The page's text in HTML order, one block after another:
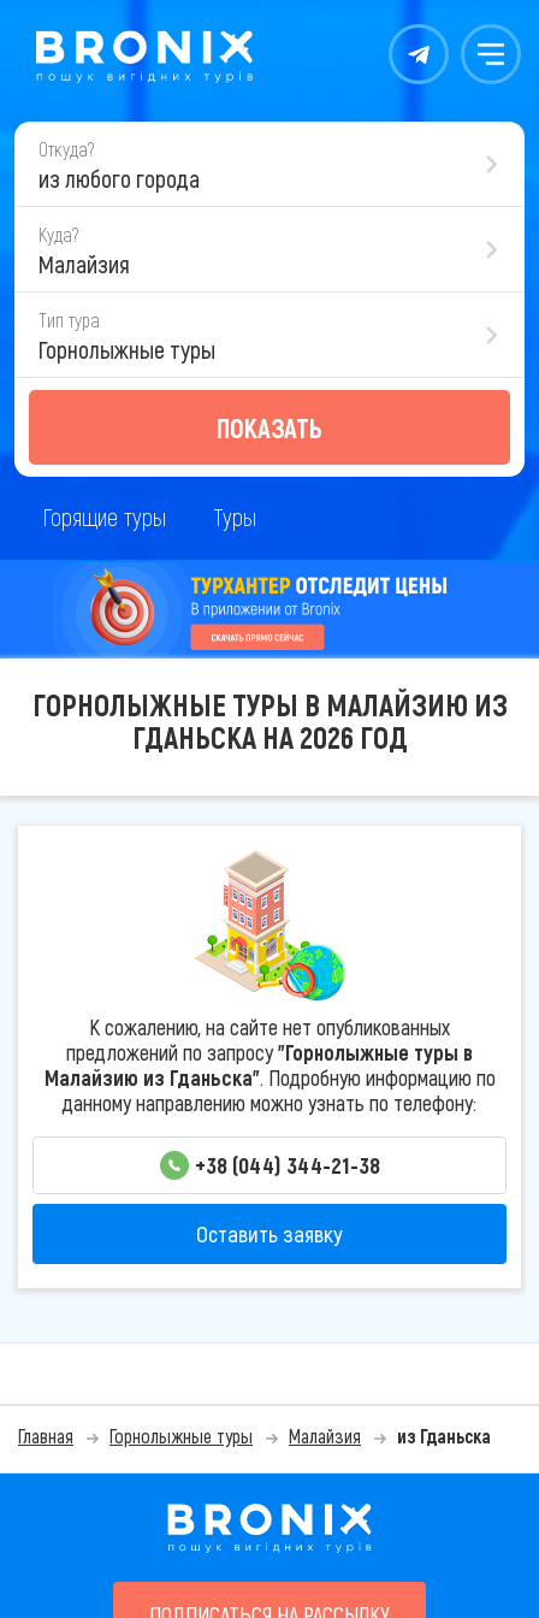
Контакты Меню
Откуда?
из любого города
Куда?
Малайзия
Тип тура
Горнолыжные туры
ПОКАЗАТЬ
Горящие туры Туры
ГОРНОЛЫЖНЫЕ ТУРЫ В МАЛАЙЗИЮ ИЗ
ГДАНЬСКА НА 2026 ГОД
К сожалению, на сайте нет опубликованных
предложений по запросу"Горнолыжные туры в
Малайзию из Гданьска". Подробную информацию по
данному направлению можно узнать по телефону:
+38 (044) 344-21-38
Оставить заявку
Главная Горнолыжные туры Малайзия из Гданьска